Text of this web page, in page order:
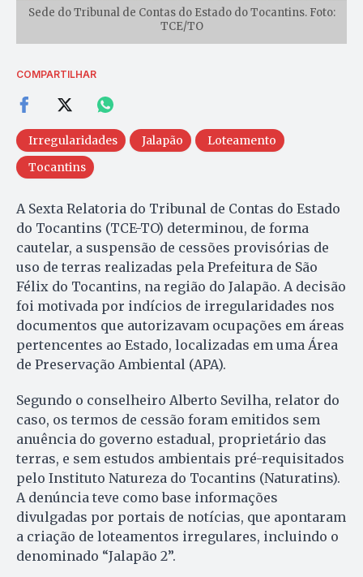
Sede do Tribunal de Contas do Estado do Tocantins. Foto:
TCE/TO
COMPARTILHAR
Irregularidades Jalapão
Loteamento
Tocantins
A Sexta Relatoria do Tribunal de Contas do Estado
do Tocantins (TCE-TO) determinou, de forma
cautelar, a suspensão de cessões provisórias de
uso de terras realizadas pela Prefeitura de São
Félix do Tocantins, na região do Jalapão. A decisão
foi motivada por indícios de irregularidades nos
documentos que autorizavam ocupações em áreas
pertencentes ao Estado, localizadas em uma Área
de Preservação Ambiental (APA).
Segundo o conselheiro Alberto Sevilha, relator do
caso, os termos de cessão foram emitidos sem
anuência do governo estadual, proprietário das
terras, e sem estudos ambientais pré-requisitados
pelo Instituto Natureza do Tocantins (Naturatins).
A denúncia teve como base informações
divulgadas por portais de notícias, que apontaram
a criação de loteamentos irregulares, incluindo o
denominado “Jalapão 2”.